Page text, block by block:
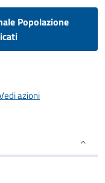
Popolazione
azioni